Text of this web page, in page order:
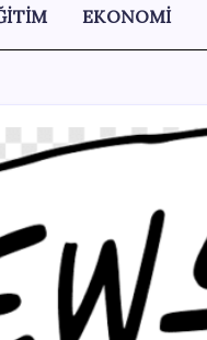
EKONOMİ